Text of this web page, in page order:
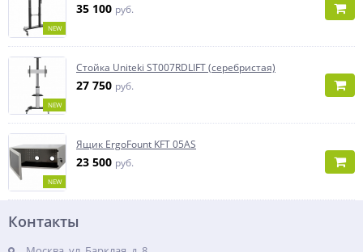
NEW
35 100 руб.
NEW
Стойка Uniteki ST007RDLIFT (серебристая)
27 750 руб.
NEW
Ящик ErgoFount KFT 05AS
23 500 руб.
Контакты